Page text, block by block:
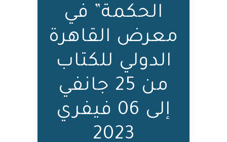
الحكمة” في
معرض القاهرة
الدولي للكتاب
من 25 جانفي
إلى 06 فيفري
2023